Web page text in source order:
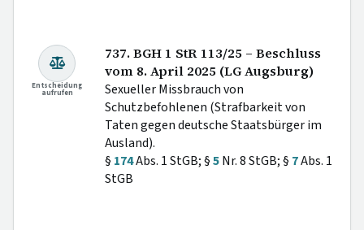
Entscheidung
aufrufen
737. BGH 1 StR 113/25 – Beschluss
vom 8. April 2025 (LG Augsburg)
Sexueller Missbrauch von
Schutzbefohlenen (Strafbarkeit von
Taten gegen deutsche Staatsbürger im
Ausland).
§ 174Abs. 1 StGB; §5Nr. 8 StGB; § 7Abs. 1
StGB